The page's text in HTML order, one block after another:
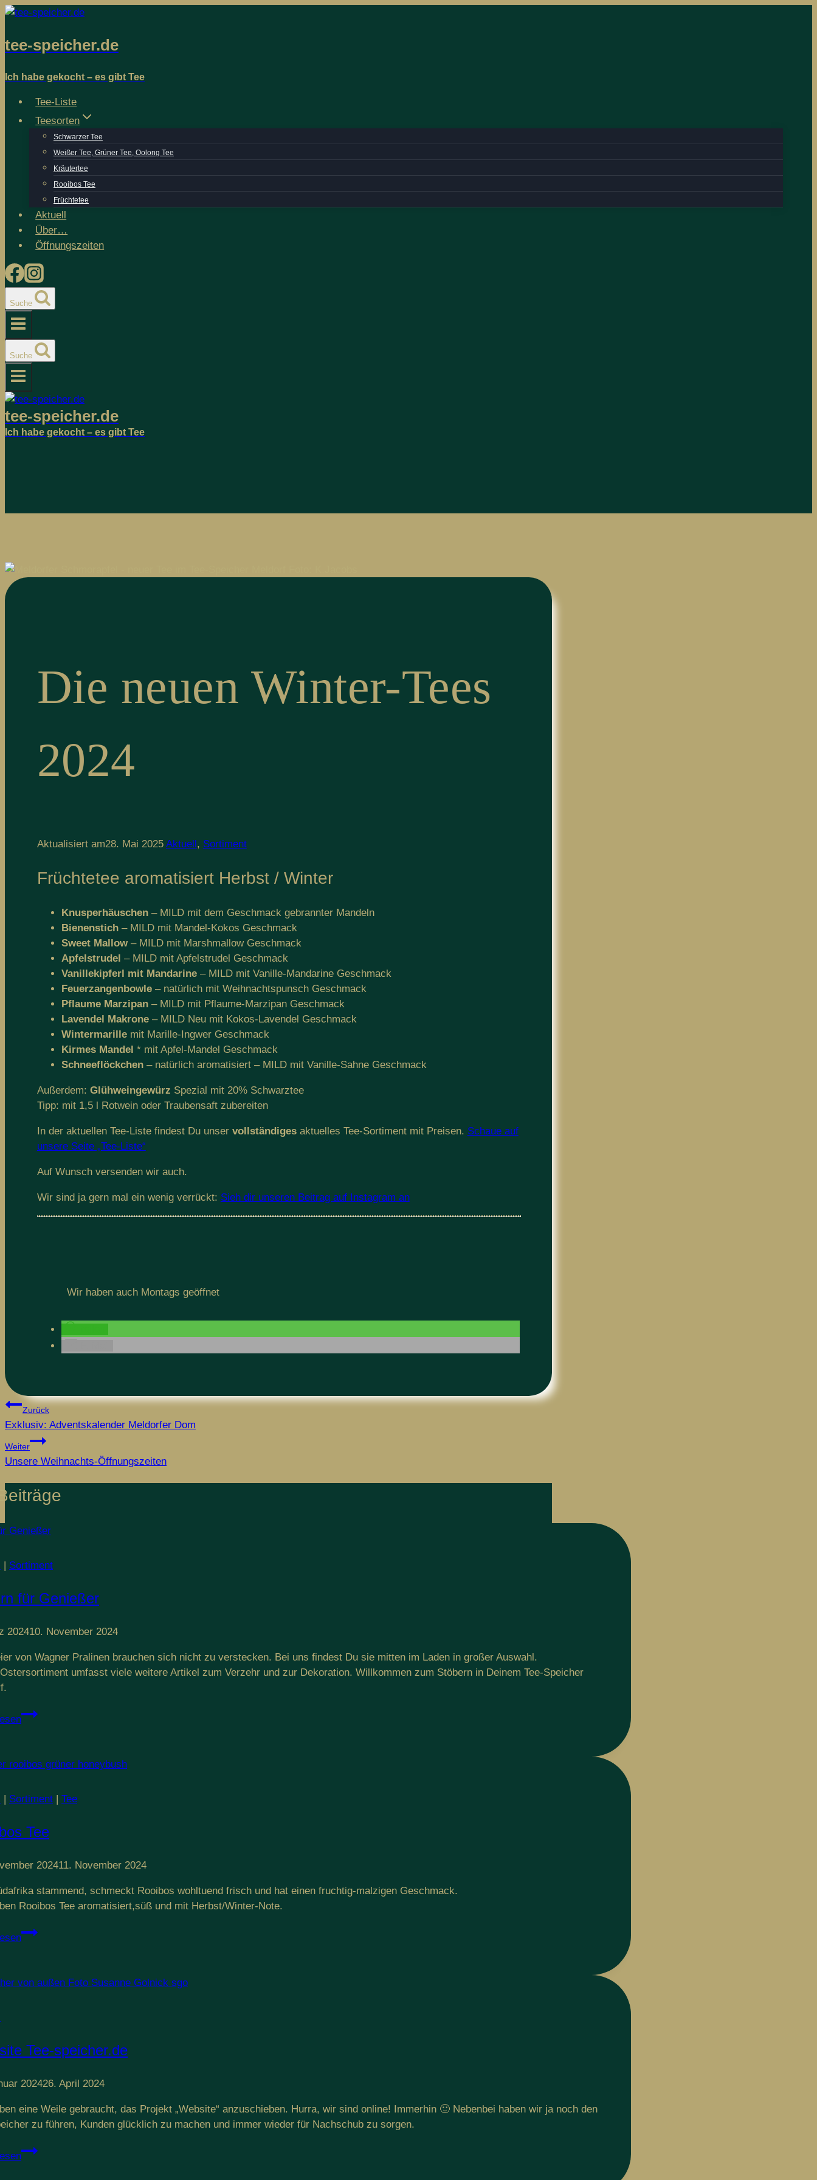
Zum
springen
tee-speicher.de
Ich habe gekocht – es gibt Tee
Tee-Liste
Teesorten
Schwarzer Tee
Weißer Tee, Grüner Tee, Oolong Tee
Kräutertee
Rooibos Tee
Früchtetee
Aktuell
Über…
Öffnungs­­zeiten
Suche
Suche
tee-speicher.de
Ich habe gekocht – es gibt Tee
Die neuen Winter-Tees
2024
Aktualisiert am28. Mai 2025 Aktuell, Sortiment
Früchtetee aromatisiert Herbst / Winter
Knusperhäuschen– MILD mit dem Geschmack gebrannter Mandeln
Bienenstich– MILD mit Mandel-Kokos Geschmack
Sweet Mallow – MILD mit Marshmallow Geschmack
Apfelstrudel – MILD mit Apfelstrudel Geschmack
Vanillekipferl mit Mandarine– MILD mit Vanille-Mandarine Geschmack
Feuerzangenbowle– natürlich mit Weihnachtspunsch Geschmack
Pflaume Marzipan– MILD mit Pflaume-Marzipan Geschmack
Lavendel Makrone – MILD Neu mit Kokos-Lavendel Geschmack
Wintermarillemit Marille-Ingwer Geschmack
Kirmes Mandel * mit Apfel-Mandel Geschmack
Schneeflöckchen– natürlich aromatisiert – MILD mit Vanille-Sahne Geschmack
Außerdem: Glühweingewürz Spezial mit 20% Schwarztee
Tipp: mit 1,5 l Rotwein oder Traubensaft zubereiten
In der aktuellen Tee-Liste findest Du unser vollständigesaktuelles Tee-Sortiment mit Preisen. Schaue auf
unsere Seite „Tee-Liste“
Auf Wunsch versenden wir auch.
Wir sind ja gern mal ein wenig verrückt: Sieh dir unseren Beitrag auf Instagram an
Wir haben auch Montags geöffnet
Beitragsnavigation
Zurück
Exklusiv: Adventskalender Meldorfer Dom
Weiter
Unsere Weihnachts-Öffnungszeiten
| Sortiment
für Genießer
202410. November 2024
von Wagner Pralinen brauchen sich nicht zu verstecken. Bei uns findest Du sie mitten im Laden in großer Auswahl.
umfasst viele weitere Artikel zum Verzehr und zur Dekoration. Willkommen zum Stöbern in Deinem Tee-Speicher
Ostern
für
| Sortiment | Tee
Tee
202411. November 2024
stammend, schmeckt Rooibos wohltuend frisch und hat einen fruchtig-malzigen Geschmack.
Rooibos Tee aromatisiert,süß und mit Herbst/Winter-Note.
Rooibos
Tee
Tee-speicher.de
202426. April 2024
eine Weile gebraucht, das Projekt „Website“ anzuschieben. Hurra, wir sind online! Immerhin 🙂 Nebenbei haben wir ja noch den
zu führen, Kunden glücklich zu machen und immer wieder für Nachschub zu sorgen.
Website
Tee-